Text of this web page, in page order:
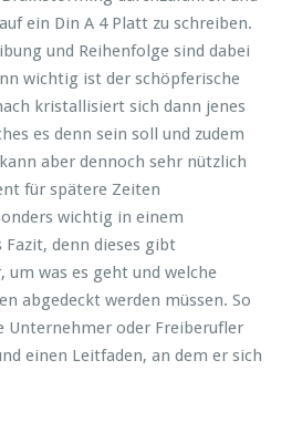
t
i
e
i
n
g
F
z
i
t
ein Din A 4 Platt zu schreiben.
und Reihenfolge sind dabei
wichtig ist der schöpferische
kristallisiert sich dann jenes
es denn sein soll und zudem
aber dennoch sehr nützlich
für spätere Zeiten
wichtig in einem
Fazit, denn dieses gibt
was es geht und welche
abgedeckt werden müssen. So
Unternehmer oder Freiberufler
einen Leitfaden, an dem er sich